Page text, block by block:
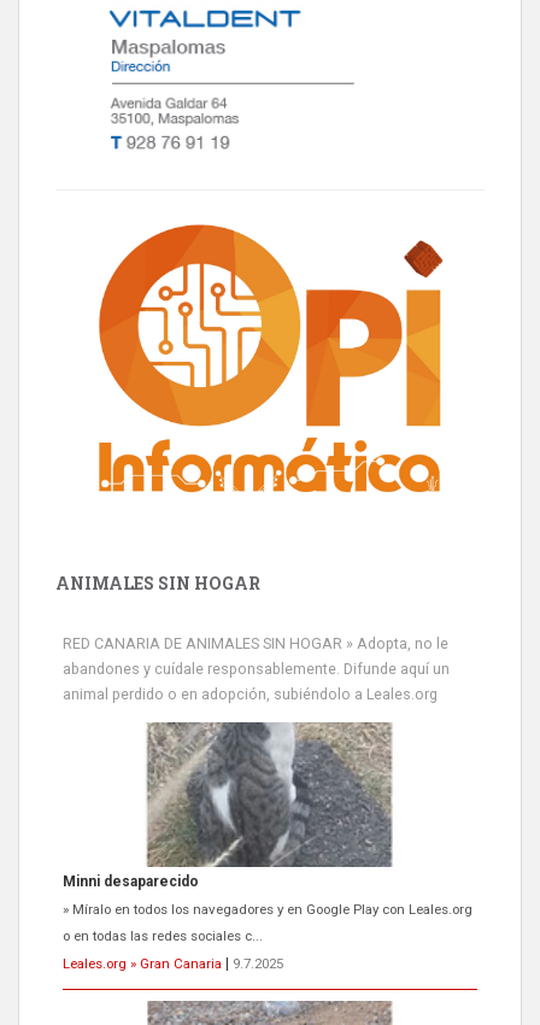
ANIMALES SIN HOGAR
RED CANARIA DE ANIMALES SIN HOGAR » Adopta, no le
abandones y cuídale responsablemente. Difunde aquí un
animal perdido o en adopción, subiéndolo a Leales.org
» Míralo en todos los navegadores y en Google Play con Leales.org
o en todas las redes sociales c...
Siami Perdida
Se llama Siami,es hembra de 4 años,esterilizada con marca de
oreja,cariñosa,mimosa pero miedosa,e...
Leales.org » Gran Canaria | 9.7.2025